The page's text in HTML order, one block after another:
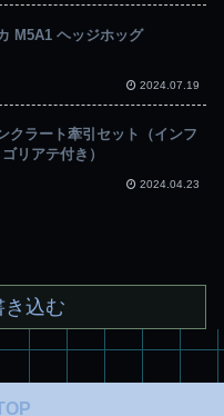
M5A1 ヘッジホッグ
2024.07.19
クラート牽引セット（インフ
リアテ付き）
2024.04.23
き込む